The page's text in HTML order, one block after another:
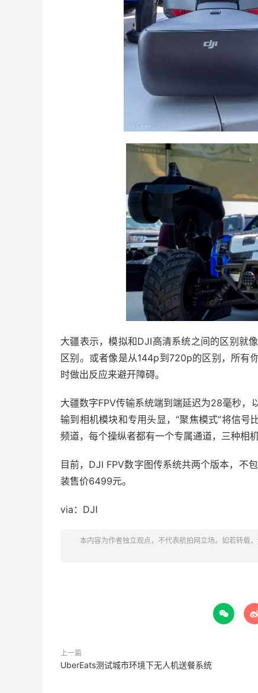
大疆表示，模拟和DJI高清系统之间的区别就
区别。或者像是从144p到720p的区别，所有
时做出反应来避开障碍。
大疆数字FPV传输系统端到端延迟为28毫秒
输到相机模块和专用头显，“聚焦模式”将信
频道，每个操纵者都有一个专属通道，三种相
目前，DJI FPV数字图传系统共两个版本，不
装售价6499元。
via：DJI
本内容为作者独立观点，不代表航拍网立场。如若转载，

上一篇
UberEats测试城市环境下无人机送餐系统